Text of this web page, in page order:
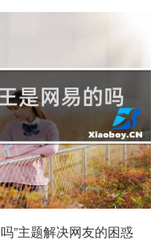
”主题解决网友的困惑